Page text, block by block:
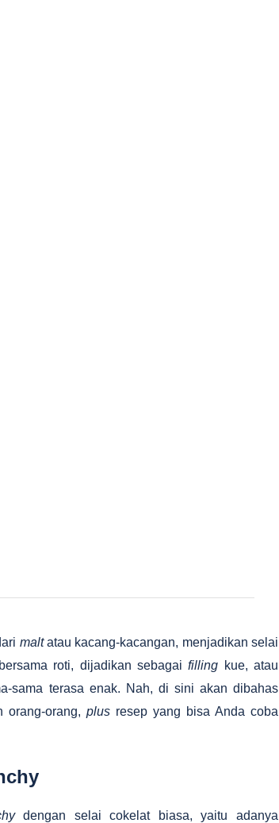
maltatau kacang-kacangan, menjadikan selai
roti, dijadikan sebagaifilling kue, atau
sama terasa enak. Nah, di sini akan dibahas
orang-orang, plus resep yang bisa Anda coba
dengan selai cokelat biasa, yaitu adanya